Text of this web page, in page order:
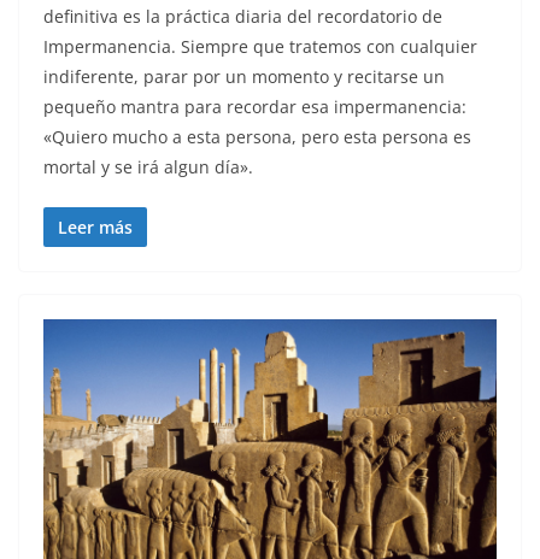
definitiva es la práctica diaria del recordatorio de
Impermanencia. Siempre que tratemos con cualquier
indiferente, parar por un momento y recitarse un
pequeño mantra para recordar esa impermanencia:
«Quiero mucho a esta persona, pero esta persona es
mortal y se irá algun día».
Leer más